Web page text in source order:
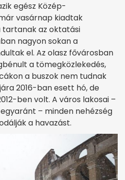
egész Közép-
vasárnap kiadtak
tartanak az oktatási
nagyon sokan a
el. Az olasz fővárosban
a tömegközlekedés,
a buszok nem tudnak
2016-ban esett hó, de
ben volt. A város lakosai –
– minden nehézség
a havazást.